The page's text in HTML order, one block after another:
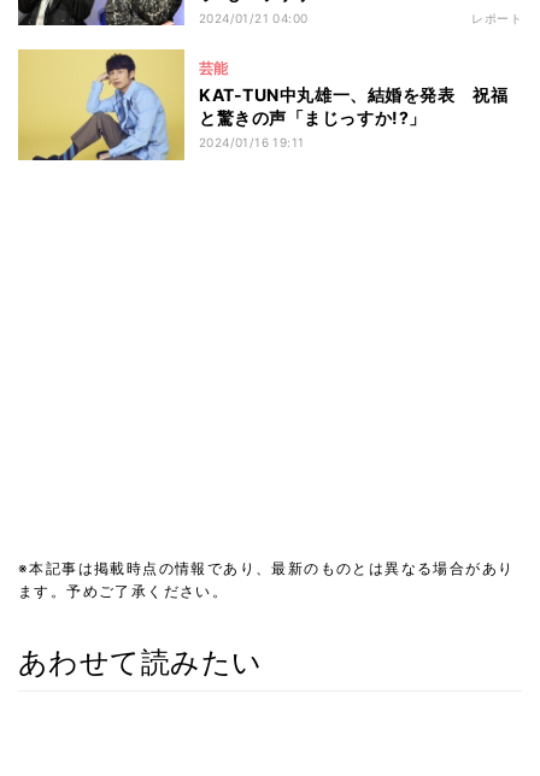
2024/01/21 04:00 レポート
芸能
KAT-TUN中丸雄一、結婚を発表 祝福
と驚きの声「まじっすか!?」
2024/01/16 19:11
※本記事は掲載時点の情報であり、最新のものとは異なる場合があり
ます。予めご了承ください。
あわせて読みたい